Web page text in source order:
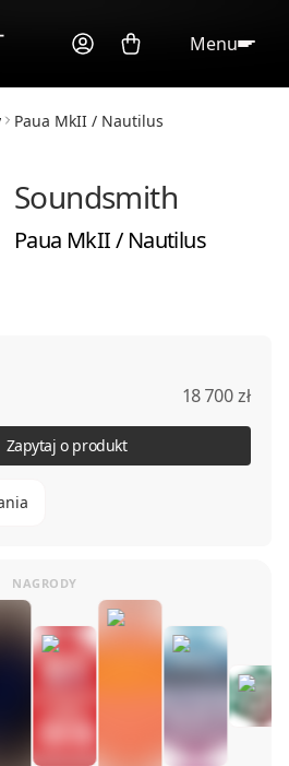
Menu
Paua MkII / Nautilus
Soundsmith
Paua MkII / Nautilus
18 700 zł
Zapytaj o produkt